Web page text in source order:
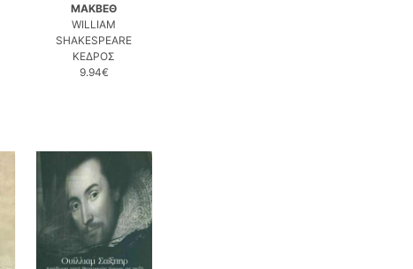
ΜΑΚΒΕΘ
WILLIAM
SHAKESPEARE
ΚΕΔΡΟΣ
9.94€